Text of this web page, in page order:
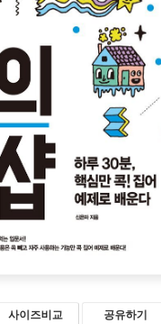
사이즈비교 공유하기